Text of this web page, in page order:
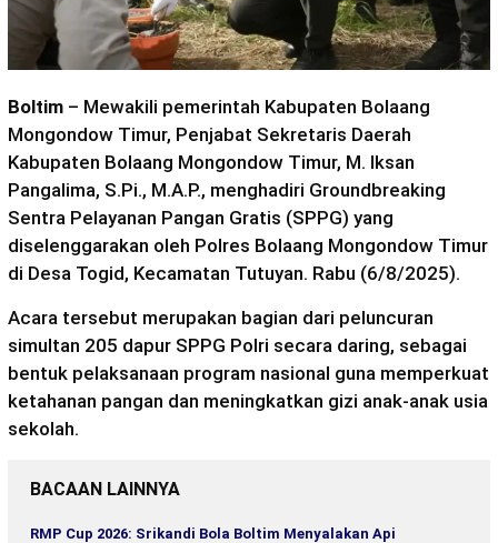
Boltim – Mewakili pemerintah Kabupaten Bolaang
Mongondow Timur, Penjabat Sekretaris Daerah
Kabupaten Bolaang Mongondow Timur, M. Iksan
Pangalima, S.Pi., M.A.P., menghadiri Groundbreaking
Sentra Pelayanan Pangan Gratis (SPPG) yang
diselenggarakan oleh Polres Bolaang Mongondow Timur
di Desa Togid, Kecamatan Tutuyan. Rabu (6/8/2025).
Acara tersebut merupakan bagian dari peluncuran
simultan 205 dapur SPPG Polri secara daring, sebagai
bentuk pelaksanaan program nasional guna memperkuat
ketahanan pangan dan meningkatkan gizi anak-anak usia
sekolah.
BACAAN LAINNYA
RMP Cup 2026: Srikandi Bola Boltim Menyalakan Api